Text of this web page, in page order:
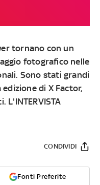
tornano con un
fotografico nelle
Sono stati grandi
di X Factor,
Fonti Preferite
CONDIVIDI